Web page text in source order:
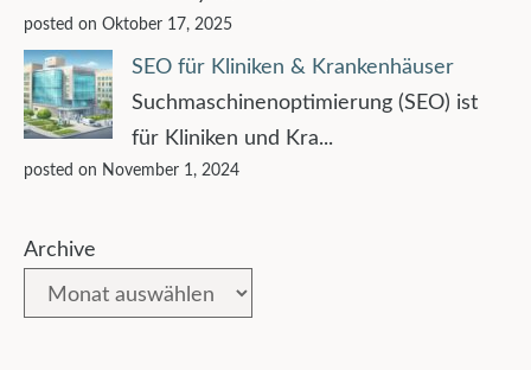
posted on Oktober 17, 2025
SEO für Kliniken & Krankenhäuser
Suchmaschinenoptimierung (SEO) ist
für Kliniken und Kra...
posted on November 1, 2024
Archive